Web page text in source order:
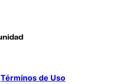
Términos de Uso